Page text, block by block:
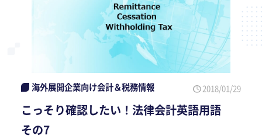
海外展開企業向け会計＆税務情報 2018/01/29
こっそり確認したい！法律会計英語用語
その7